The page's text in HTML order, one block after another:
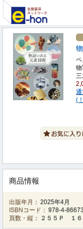
三
(
商品情報
出版年月： 2025年4月
ISBNコード： 978-4-
頁数・縦：
２５５Ｐ １６